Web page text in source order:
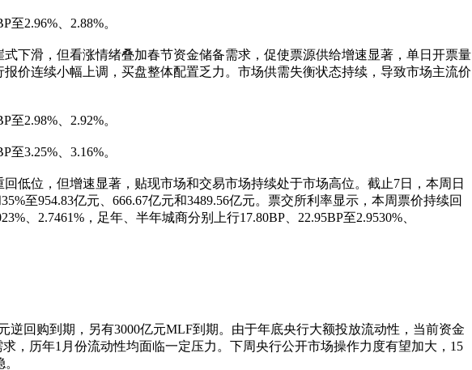
2.96%、2.88%。
滑，但看涨情绪叠加春节资金储备需求，促使票源供给增速显著，单日开票量
价连续小幅上调，买盘整体配置乏力。市场供需失衡状态持续，导致市场主流价
2.98%、2.92%。
3.25%、3.16%。
位，但增速显著，贴现市场和交易市场持续处于市场高位。截止7日，本周日
至954.83亿元、666.67亿元和3489.56亿元。票交所利率显示，本周票价持续回
、2.7461%，足年、半年城商分别上行17.80BP、22.95BP至2.9530%、
回购到期，另有3000亿元MLF到期。由于年底央行大额投放流动性，当前资金
，历年1月份流动性均面临一定压力。下周央行公开市场操作力度有望加大，15